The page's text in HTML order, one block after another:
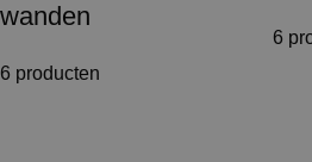
wanden
6 producten
6